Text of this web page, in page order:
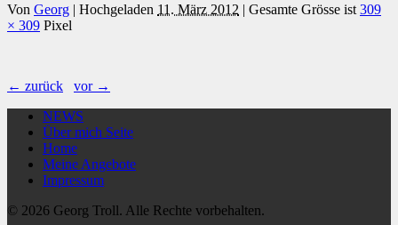
Von Georg | Hochgeladen 11. März 2012 | Gesamte Grösse ist 309
× 309 Pixel
← zurück
vor →
NEWS
Über mich Seite
Home
Meine Angebote
Impressum
© 2026 Georg Troll. Alle Rechte vorbehalten.